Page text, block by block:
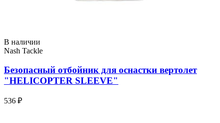
В наличии
Nash Tackle
Безопасный отбойник для оснастки вертолет
"HELICOPTER SLEEVE"
536 ₽